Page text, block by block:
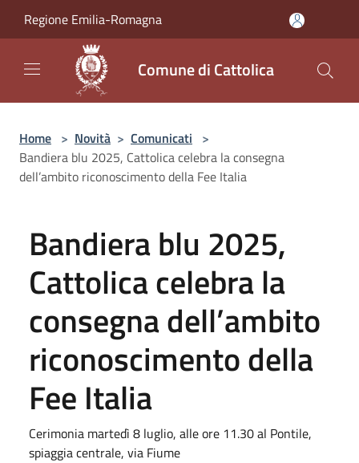
Regione Emilia-Romagna
Comune di Cattolica
Home > Novità > Comunicati >
Bandiera blu 2025, Cattolica celebra la consegna
dell’ambito riconoscimento della Fee Italia
Bandiera blu 2025,
Cattolica celebra la
consegna dell’ambito
riconoscimento della
Fee Italia
Cerimonia martedì 8 luglio, alle ore 11.30 al Pontile,
spiaggia centrale, via Fiume